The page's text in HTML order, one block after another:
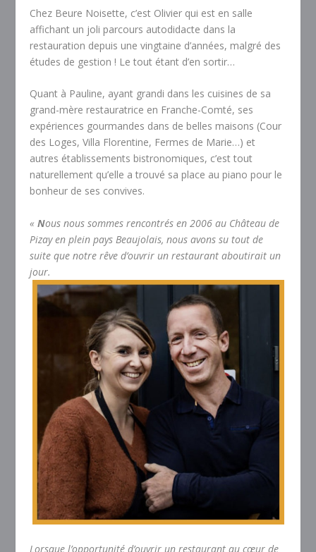
Chez Beure Noisette, c’est Olivier qui est en salle
affichant un joli parcours autodidacte dans la
restauration depuis une vingtaine d’années, malgré des
études de gestion ! Le tout étant d’en sortir…
Quant à Pauline, ayant grandi dans les cuisines de sa
grand-mère restauratrice en Franche-Comté, ses
expériences gourmandes dans de belles maisons (Cour
des Loges, Villa Florentine, Fermes de Marie…) et
autres établissements bistronomiques, c’est tout
naturellement qu’elle a trouvé sa place au piano pour le
bonheur de ses convives.
«Nous nous sommes rencontrés en 2006 au Château de
Pizay en plein pays Beaujolais, nous avons su tout de
suite que notre rêve d’ouvrir un restaurant aboutirait un
jour.
Lorsque l’opportunité d’ouvrir un restaurant au cœur de